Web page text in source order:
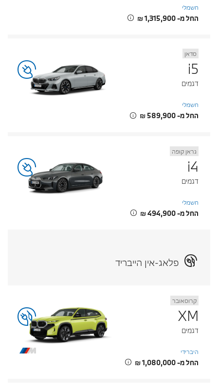
חשמלי
החל מ- ‏1,315,900 ‏₪
סדאן
i5
דגמים
חשמלי
החל מ- ‏589,900 ‏₪
גראן קופה
i4
דגמים
חשמלי
החל מ- ‏494,900 ‏₪
פלאג-אין הייבריד
קרוסאובר
XM
דגמים
היברידי
החל מ- ‏1,080,000 ‏₪